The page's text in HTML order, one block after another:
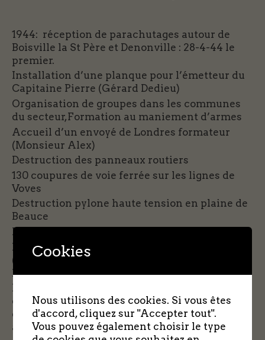
1944: réception de parachutages autour de
Boisville la St Père et Denonville : 28-4-44 le
premier.
Installation d’une planque pour l’émetteur du
Capitaine Pierre (Gérard Dedieu)
Organisation de groupes dans les communes
du secteur,Formation au maniement d’armes
Accueil d’un envoyé de Londres formateur
(Monsieur Alex)
Destruction des panneaux routiers
130 coupures de voie ferrée sur les lignes de
Voves
Destruction pylone haute tension en plaine de
Beauce
Destruction de 2 ponts à Santeuil
Récupération de 14 aviateurs dont W.Davis
(USA) et F.Bester (Canada) et transfert vers
Fréteval avec fausses cartes.
Dirige un groupe de 26 hommes avec le grade
de Lieutenant rattaché à Libé Nord sous la
direction de François Bois chef du secteur Est
aux ordres de Sinclair.
Cookies
Nous utilisons des cookies. Si vous êtes
d'accord, cliquez sur "Accepter tout".
Vous pouvez également choisir le type